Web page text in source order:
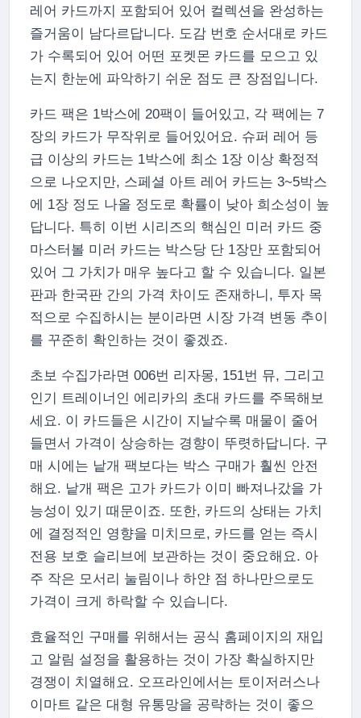
레어 카드까지 포함되어 있어 컬렉션을 완성하는
즐거움이 남다르답니다. 도감 번호 순서대로 카드
가 수록되어 있어 어떤 포켓몬 카드를 모으고 있
는지 한눈에 파악하기 쉬운 점도 큰 장점입니다.
카드 팩은 1박스에 20팩이 들어있고, 각 팩에는 7
장의 카드가 무작위로 들어있어요. 슈퍼 레어 등
급 이상의 카드는 1박스에 최소 1장 이상 확정적
으로 나오지만, 스페셜 아트 레어 카드는 3~5박스
에 1장 정도 나올 정도로 확률이 낮아 희소성이 높
답니다. 특히 이번 시리즈의 핵심인 미러 카드 중
마스터볼 미러 카드는 박스당 단 1장만 포함되어
있어 그 가치가 매우 높다고 할 수 있습니다. 일본
판과 한국판 간의 가격 차이도 존재하니, 투자 목
적으로 수집하시는 분이라면 시장 가격 변동 추이
를 꾸준히 확인하는 것이 좋겠죠.
초보 수집가라면 006번 리자몽, 151번 뮤, 그리고
인기 트레이너인 에리카의 초대 카드를 주목해보
세요. 이 카드들은 시간이 지날수록 매물이 줄어
들면서 가격이 상승하는 경향이 뚜렷하답니다. 구
매 시에는 낱개 팩보다는 박스 구매가 훨씬 안전
해요. 낱개 팩은 고가 카드가 이미 빠져나갔을 가
능성이 있기 때문이죠. 또한, 카드의 상태는 가치
에 결정적인 영향을 미치므로, 카드를 얻는 즉시
전용 보호 슬리브에 보관하는 것이 중요해요. 아
주 작은 모서리 눌림이나 하얀 점 하나만으로도
가격이 크게 하락할 수 있습니다.
효율적인 구매를 위해서는 공식 홈페이지의 재입
고 알림 설정을 활용하는 것이 가장 확실하지만
경쟁이 치열해요. 오프라인에서는 토이저러스나
이마트 같은 대형 유통망을 공략하는 것이 좋으